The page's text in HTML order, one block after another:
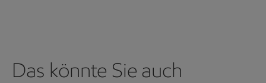
Das könnte Sie auch